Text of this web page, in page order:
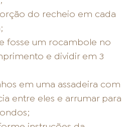
do recheio em cada
fosse um rocambole no
e dividir em 3
em uma assadeira com
entre eles e arrumar para